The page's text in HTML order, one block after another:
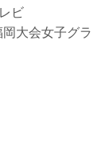
ビ
大会女子グラ